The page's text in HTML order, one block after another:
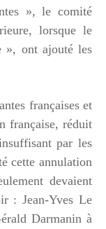
», le comité
lorsque le
», ont ajouté les
françaises et
française, réduit
par les
cette annulation
devaient
: Jean-Yves Le
Darmanin à